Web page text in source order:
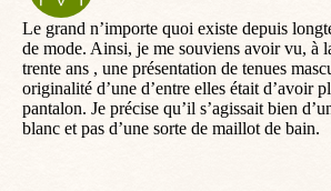
Le grand n’importe quoi existe depuis
de mode. Ainsi, je me souviens avoir vu, à
trente ans , une présentation de tenues
originalité d’une d’entre elles était d’avoir
pantalon. Je précise qu’il s’agissait bien
blanc et pas d’une sorte de maillot de bain.